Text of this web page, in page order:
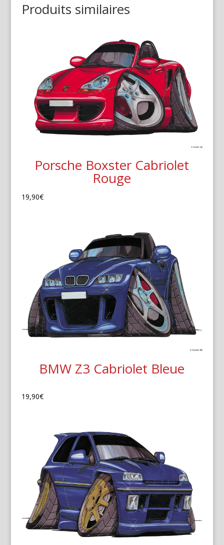
Produits similaires
Porsche Boxster Cabriolet
Rouge
19,90€
BMW Z3 Cabriolet Bleue
19,90€